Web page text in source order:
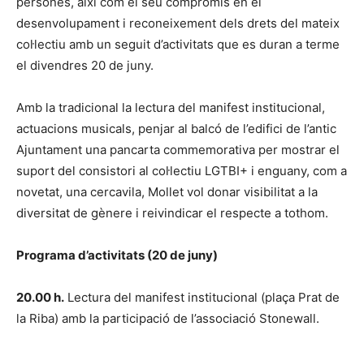
desenvolupament i reconeixement dels drets del mateix
col·lectiu amb un seguit d’activitats que es duran a terme
el divendres 20 de juny.
Amb la tradicional la lectura del manifest institucional,
actuacions musicals, penjar al balcó de l’edifici de l’antic
Ajuntament una pancarta commemorativa per mostrar el
suport del consistori al col·lectiu LGTBI+ i enguany, com a
novetat, una cercavila, Mollet vol donar visibilitat a la
diversitat de gènere i reivindicar el respecte a tothom.
Programa d’activitats (20 de juny)
20.00 h. Lectura del manifest institucional (plaça Prat de
la Riba) amb la participació de l’associació Stonewall.